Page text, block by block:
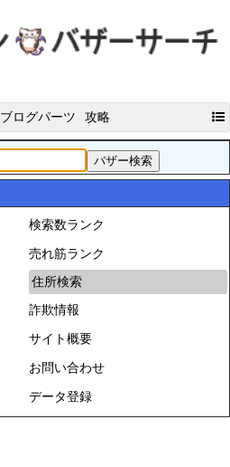
ブログパーツ 攻略
検索数ランク
売れ筋ランク
住所検索
詐欺情報
サイト概要
お問い合わせ
データ登録